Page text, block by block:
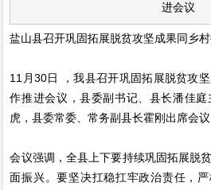
盐山县召开巩固拓展脱贫攻坚成果同乡
11月30日 ，我县召开巩固拓展脱贫攻
作推进会议，县委副书记、县长潘佳
虎，县委常委、常务副县长霍刚出席会议
会议强调，全县上下要持续巩固拓展脱
面振兴。要坚决扛稳扛牢政治责任，